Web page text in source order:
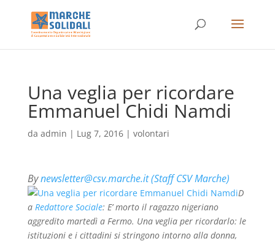
Una veglia per ricordare
Emmanuel Chidi Namdi
da admin | Lug 7, 2016| volontari
Bynewsletter@csv.marche.it (Staff CSV Marche)
D
a Redattore Sociale: E’ morto il ragazzo nigeriano
aggredito martedì a Fermo. Una veglia per ricordarlo: le
istituzioni e i cittadini si stringono intorno alla donna,